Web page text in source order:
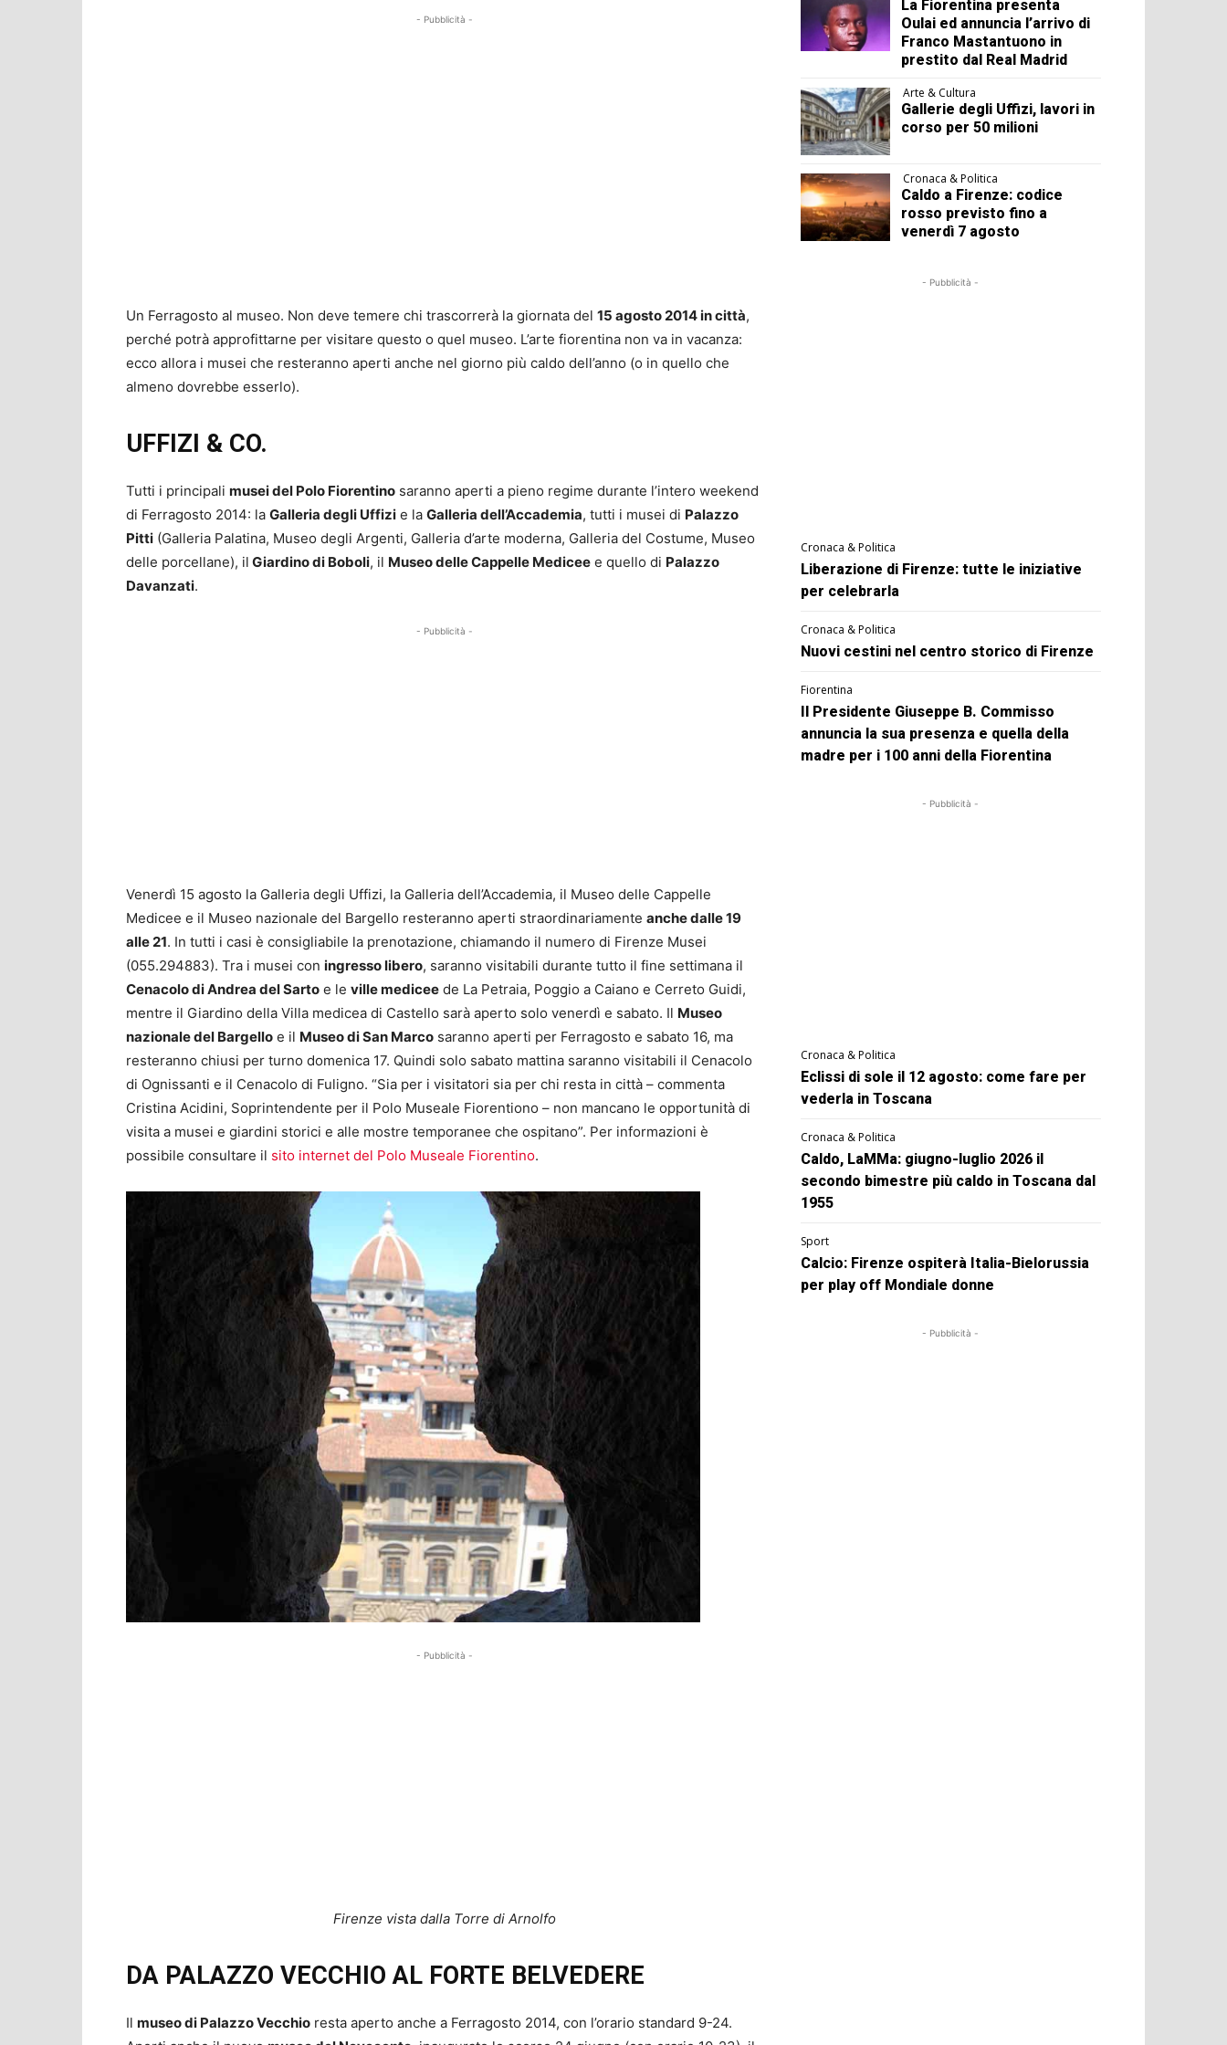
- Pubblicità -
Un Ferragosto al museo. Non deve temere chi trascorrerà la giornata del 15 agosto 2014 in città,
perché potrà approfittarne per visitare questo o quel museo. L’arte fiorentina non va in vacanza:
ecco allora i musei che resteranno aperti anche nel giorno più caldo dell’anno (o in quello che
almeno dovrebbe esserlo).
UFFIZI & CO.
Tutti i principali musei del Polo Fiorentino saranno aperti a pieno regime durante l’intero weekend
di Ferragosto 2014: la Galleria degli Uffizi e la Galleria dell’Accademia, tutti i musei di Palazzo
Pitti (Galleria Palatina, Museo degli Argenti, Galleria d’arte moderna, Galleria del Costume, Museo
delle porcellane), il Giardino di Boboli, il Museo delle Cappelle Medicee e quello di Palazzo
Davanzati.
- Pubblicità -
Venerdì 15 agosto la Galleria degli Uffizi, la Galleria dell’Accademia, il Museo delle Cappelle
Medicee e il Museo nazionale del Bargello resteranno aperti straordinariamente anche dalle 19
alle 21. In tutti i casi è consigliabile la prenotazione, chiamando il numero di Firenze Musei
(055.294883). Tra i musei con ingresso libero, saranno visitabili durante tutto il fine settimana il
Cenacolo di Andrea del Sarto e le ville medicee de La Petraia, Poggio a Caiano e Cerreto Guidi,
mentre il Giardino della Villa medicea di Castello sarà aperto solo venerdì e sabato. Il Museo
nazionale del Bargello e il Museo di San Marco saranno aperti per Ferragosto e sabato 16, ma
resteranno chiusi per turno domenica 17. Quindi solo sabato mattina saranno visitabili il Cenacolo
di Ognissanti e il Cenacolo di Fuligno. “Sia per i visitatori sia per chi resta in città – commenta
Cristina Acidini, Soprintendente per il Polo Museale Fiorentiono – non mancano le opportunità di
visita a musei e giardini storici e alle mostre temporanee che ospitano”. Per informazioni è
possibile consultare il sito internet del Polo Museale Fiorentino.
- Pubblicità -
Firenze vista dalla Torre di Arnolfo
DA PALAZZO VECCHIO AL FORTE BELVEDERE
Il museo di Palazzo Vecchio resta aperto anche a Ferragosto 2014, con l’orario standard 9-24.
La Fiorentina presenta
Oulai ed annuncia l’arrivo di
Franco Mastantuono in
prestito dal Real Madrid
Arte & Cultura
Gallerie degli Uffizi, lavori in
corso per 50 milioni
Cronaca & Politica
Caldo a Firenze: codice
rosso previsto fino a
venerdì 7 agosto
- Pubblicità -
Cronaca & Politica
Liberazione di Firenze: tutte le iniziative
per celebrarla
Cronaca & Politica
Nuovi cestini nel centro storico di Firenze
Fiorentina
Il Presidente Giuseppe B. Commisso
annuncia la sua presenza e quella della
madre per i 100 anni della Fiorentina
- Pubblicità -
Cronaca & Politica
Eclissi di sole il 12 agosto: come fare per
vederla in Toscana
Cronaca & Politica
Caldo, LaMMa: giugno-luglio 2026 il
secondo bimestre più caldo in Toscana dal
1955
Sport
Calcio: Firenze ospiterà Italia-Bielorussia
per play off Mondiale donne
- Pubblicità -